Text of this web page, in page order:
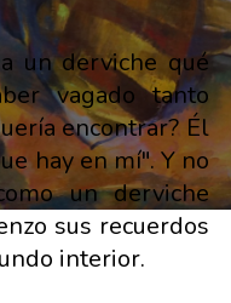
un derviche qué
vagado tanto
encontrar? Él
hay en mí". Y no
un derviche
sus recuerdos
interior.